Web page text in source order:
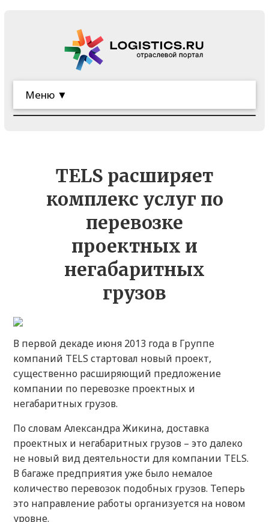
Меню ▼
TELS расширяет
комплекс услуг по
перевозке
проектных и
негабаритных
грузов
В первой декаде июня 2013 года в Группе
компаний TELS стартовал новый проект,
существенно расширяющий предложение
компании по перевозке проектных и
негабаритных грузов.
По словам Александра Жикина, доставка
проектных и негабаритных грузов – это далеко
не новый вид деятельности для компании TELS.
В багаже предприятия уже было немалое
количество перевозок подобных грузов. Теперь
это направление работы организуется на новом
уровне.